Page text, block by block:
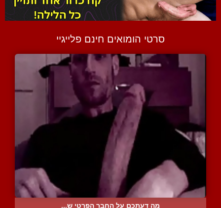
סרטי הומואים חינם פלייגיי
מה דעתכם על החבר הפרטי ש...